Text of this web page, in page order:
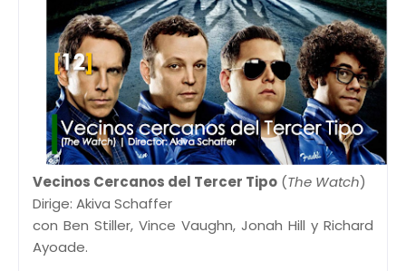
Vecinos Cercanos del Tercer Tipo (The Watch)
Dirige: Akiva Schaffer
con Ben Stiller, Vince Vaughn, Jonah Hill y Richard
Ayoade.